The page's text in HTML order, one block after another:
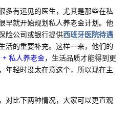
多有远见的医生，尤其是那些在私
早就开始规划私人养老金计划。他
险公司或银行提供西班牙医院待遇
活的重要补充。这样一来，他们的
+ 私人养老金，生活品质才能得到更
年轻时没太在意这个，所以现在主
对比下两种情况，大家可以更直观